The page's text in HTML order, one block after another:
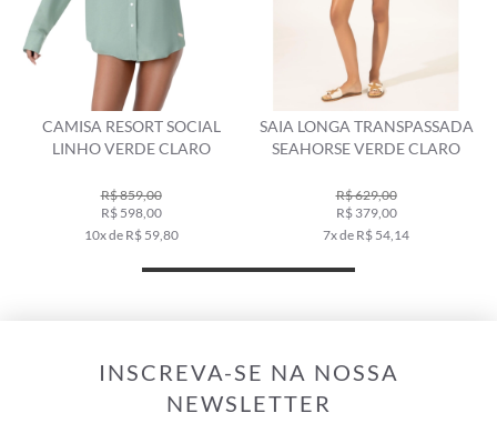
CAMISA RESORT SOCIAL
LINHO VERDE CLARO
R$ 859,00
R$ 598,00
10x de R$ 59,80
SAIA LONGA TRANSPASSADA
SEAHORSE VERDE CLARO
R$ 629,00
R$ 379,00
7x de R$ 54,14
INSCREVA-SE NA NOSSA
NEWSLETTER